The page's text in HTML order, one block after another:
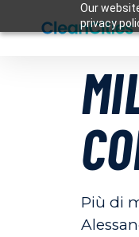
Our
privacy
Più di